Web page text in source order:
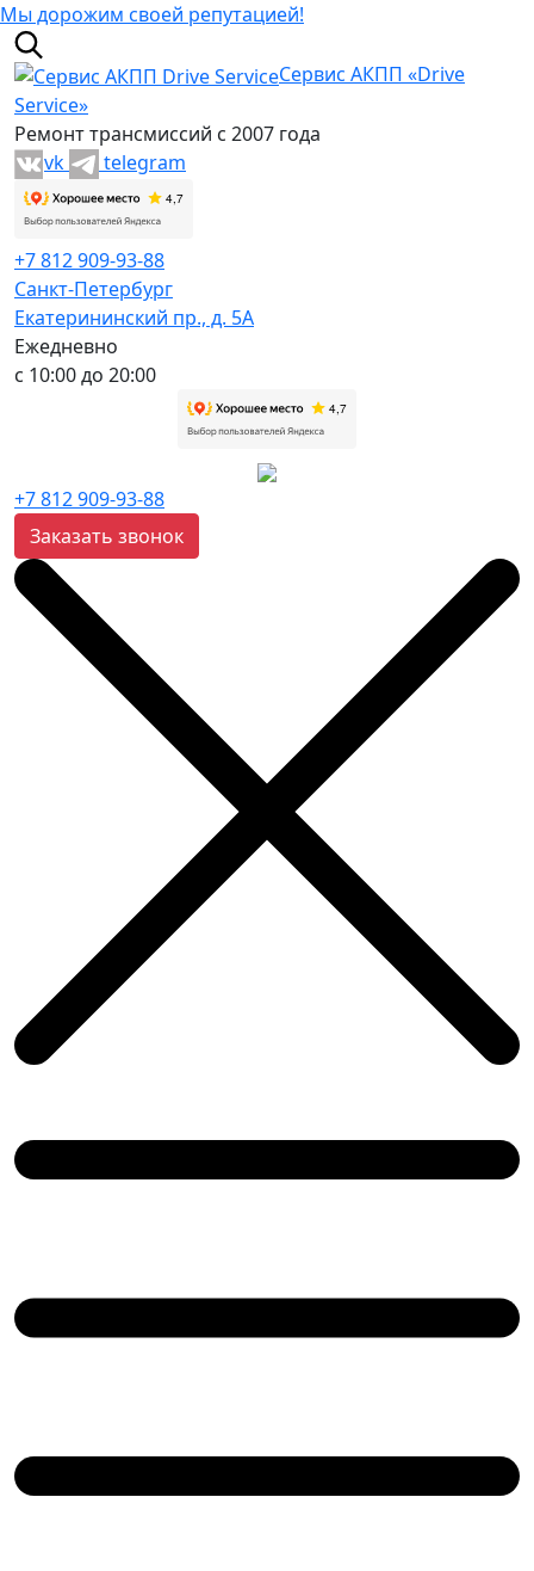
Мы дорожим своей репутацией!
Сервис АКПП «Drive
Service»
Ремонт трансмиссий с 2007 года
vk
telegram
+7 812 909-93-88
Санкт-Петербург
Екатерининский пр., д. 5А
Ежедневно
с 10:00 до 20:00
+7 812 909-93-88
Заказать звонок